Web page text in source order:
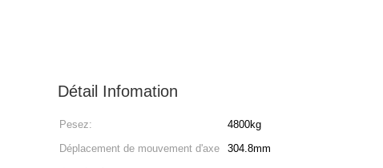
Détail Infomation
Pesez: 4800kg
Déplacement de mouvement d'axe
304.8mm